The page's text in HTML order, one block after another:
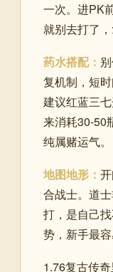
一次。进PK
就别去打了，
药水搭配：
复机制，短
建议红蓝三
来消耗30-50
纯属赌运气。
地图地形：
合战士。道
打，是自己
势，新手最容
1.76复古传